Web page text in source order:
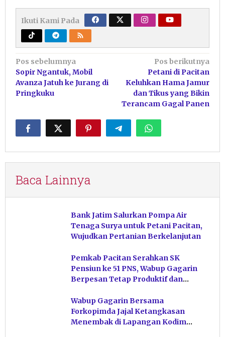
Ikuti Kami Pada
Navigasi
pos
Pos sebelumnya
Sopir Ngantuk, Mobil
Avanza Jatuh ke Jurang di
Pringkuku
Pos berikutnya
Petani di Pacitan
Keluhkan Hama Jamur
dan Tikus yang Bikin
Terancam Gagal Panen
Baca Lainnya
Bank Jatim Salurkan Pompa Air
Tenaga Surya untuk Petani Pacitan,
Wujudkan Pertanian Berkelanjutan
Pemkab Pacitan Serahkan SK
Pensiun ke 51 PNS, Wabup Gagarin
Berpesan Tetap Produktif dan
Wabup Gagarin Bersama
Forkopimda Jajal Ketangkasan
Menembak di Lapangan Kodim